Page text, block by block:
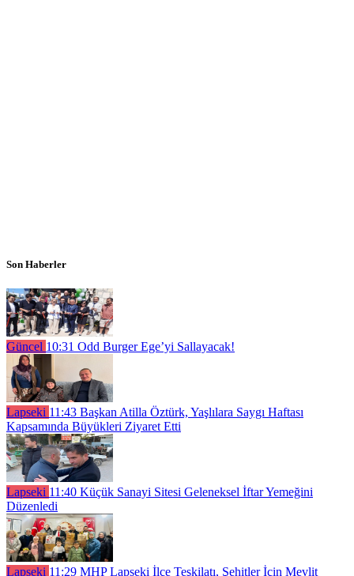
Son Haberler
Güncel 10:31 Odd Burger Ege’yi Sallayacak!
Lapseki 11:43 Başkan Atilla Öztürk, Yaşlılara Saygı Haftası
Kapsamında Büyükleri Ziyaret Etti
Lapseki 11:40 Küçük Sanayi Sitesi Geleneksel İftar Yemeğini
Düzenledi
Lapseki 11:29 MHP Lapseki İlçe Teşkilatı, Şehitler İçin Mevlit